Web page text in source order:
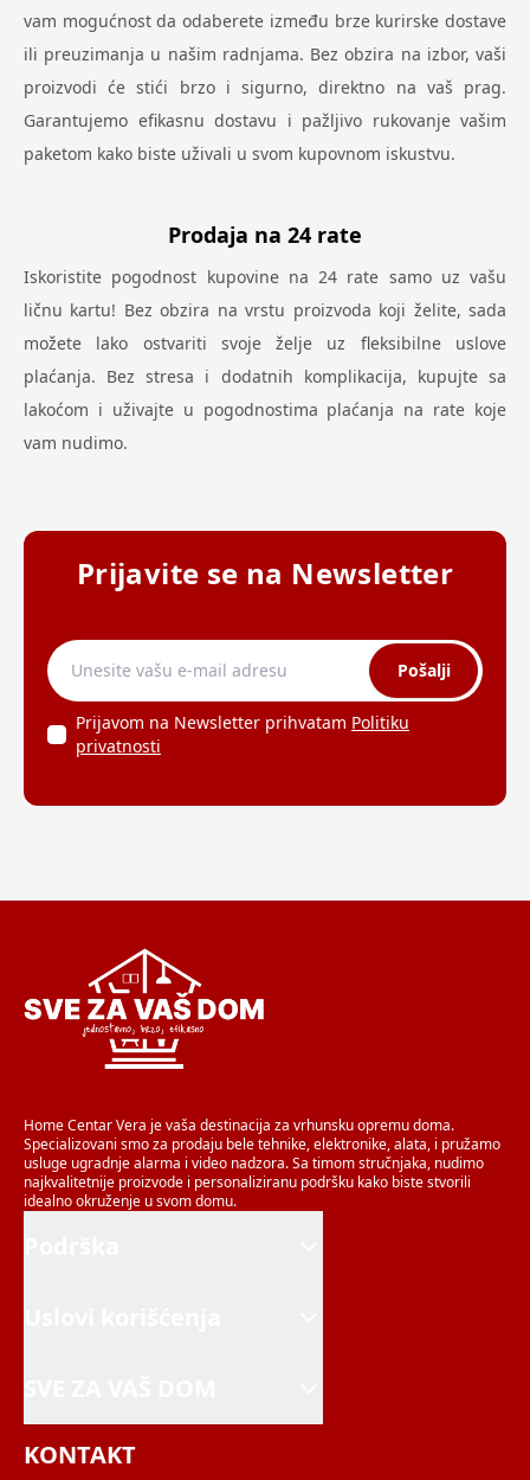
vam mogućnost da odaberete između brze kurirske dostave
ili preuzimanja u našim radnjama. Bez obzira na izbor, vaši
proizvodi će stići brzo i sigurno, direktno na vaš prag.
Garantujemo efikasnu dostavu i pažljivo rukovanje vašim
paketom kako biste uživali u svom kupovnom iskustvu.
Prodaja na 24 rate
Iskoristite pogodnost kupovine na 24 rate samo uz vašu
ličnu kartu! Bez obzira na vrstu proizvoda koji želite, sada
možete lako ostvariti svoje želje uz fleksibilne uslove
plaćanja. Bez stresa i dodatnih komplikacija, kupujte sa
lakoćom i uživajte u pogodnostima plaćanja na rate koje
vam nudimo.
Prijavite se na Newsletter
Pošalji
Prijavom na Newsletter prihvatam Politiku
privatnosti
Home Centar Vera je vaša destinacija za vrhunsku opremu doma.
Specializovani smo za prodaju bele tehnike, elektronike, alata, i pružamo
usluge ugradnje alarma i video nadzora. Sa timom stručnjaka, nudimo
najkvalitetnije proizvode i personaliziranu podršku kako biste stvorili
idealno okruženje u svom domu.
KONTAKT